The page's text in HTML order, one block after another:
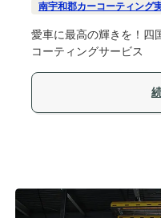
南宇和郡カーコーティング
愛車に最高の輝きを！四
コーティングサービス